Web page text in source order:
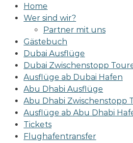
Home
Wer sind wir?
Partner mit uns
Gästebuch
Dubai Ausflüge
Dubai Zwischenstopp
Ausflüge ab Dubai Hafen
Abu Dhabi Ausflüge
Abu Dhabi Zwischenstopp
Ausflüge ab Abu Dhabi
Tickets
Flughafentransfer